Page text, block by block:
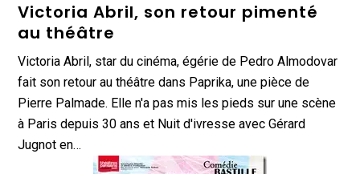
Victoria Abril, son retour pimenté
au théâtre
Victoria Abril, star du cinéma, égérie de Pedro Almodovar
fait son retour au théâtre dans Paprika, une pièce de
Pierre Palmade. Elle n'a pas mis les pieds sur une scène
à Paris depuis 30 ans et Nuit d'ivresse avec Gérard
Jugnot en…